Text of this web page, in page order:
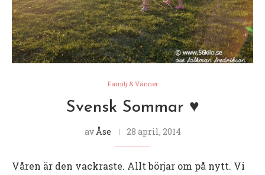
Familj & Vänner
Svensk Sommar ♥
av Åse 28 april, 2014
Våren är den vackraste. Allt börjar om på nytt. Vi